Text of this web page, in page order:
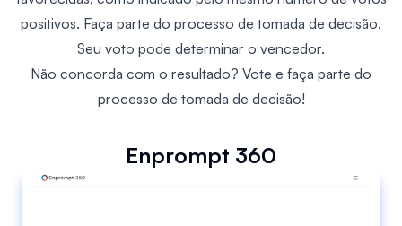
positivos. Faça parte do processo de tomada de decisão.
Seu voto pode determinar o vencedor.
Não concorda com o resultado? Vote e faça parte do
processo de tomada de decisão!
Enprompt 360